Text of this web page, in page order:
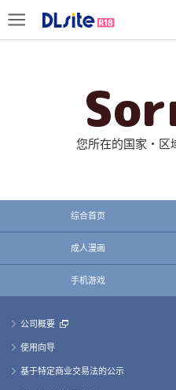
您所在的国家・区
综合首页
成人漫画
手机游戏
公司概要
使用向导
基于特定商业交易法的公示